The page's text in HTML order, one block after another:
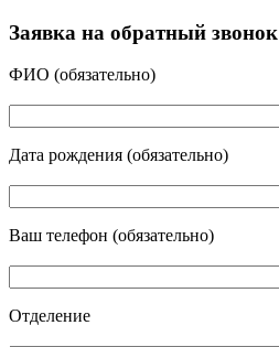
Заявка на обратный звонок
ФИО (обязательно)
Дата рождения (обязательно)
Ваш телефон (обязательно)
Отделение